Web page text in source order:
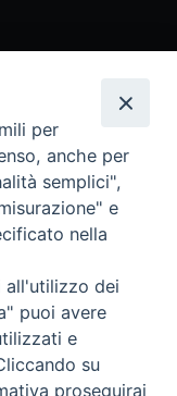
0382.24736 -
per
anche per
semplici",
e
nella
all'utilizzo dei
puoi avere
e
su
proseguirai